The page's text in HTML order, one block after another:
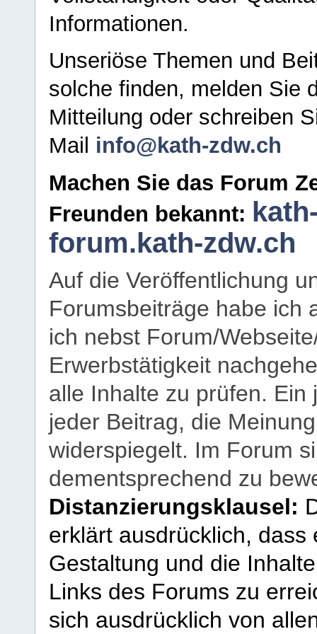
Informationen.
Unseriöse Themen und
solche finden, melden Sie
Mitteilung oder schreiben
Mail info@kath-zdw.ch
Machen Sie das Forum
Freunden bekannt:
forum.kath-zdw.ch
Auf die Veröffentlichung
Forumsbeiträge habe ich
ich nebst Forum/
Erwerbstätigkeit
alle Inhalte zu prüfen.
jeder Beitrag, die
widerspiegelt. Im Forum
dementsprechend zu
Distanzierungsklausel:
erklärt ausdrücklich,
Gestaltung und die
Links des Forums zu
sich ausdrücklich von